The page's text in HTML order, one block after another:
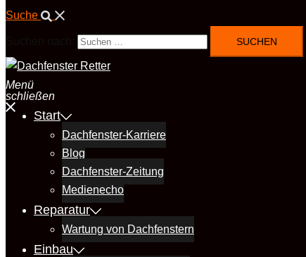
Suche
Menü
schließen
Start
Dachfenster-Karriere
Blog
Dachfenster-Zeitung
Medienecho
Reparatur
Wartung von Dachfenstern
Einbau